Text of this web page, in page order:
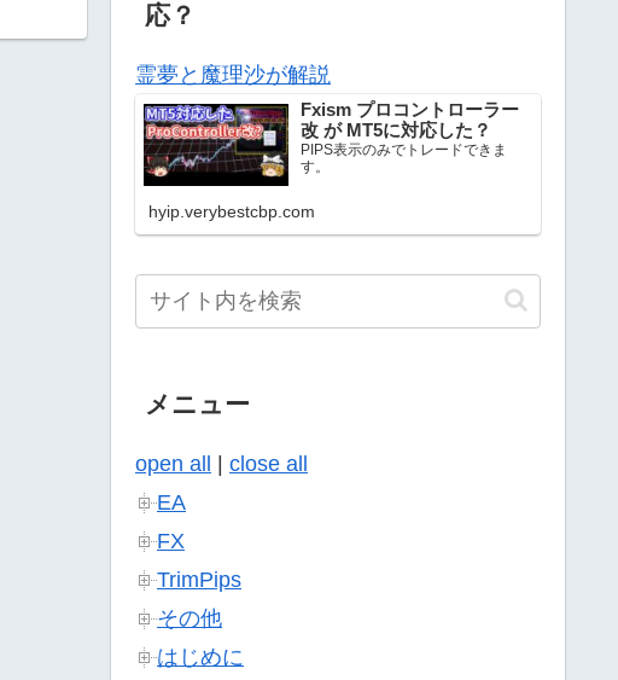
応？
霊夢と魔理沙が解説
Fxism プロコントローラー
改 が MT5に対応した？
PIPS表示のみでトレードできま
す。
hyip.verybestcbp.com
メニュー
open all
close all
EA
FX
TrimPips
その他
はじめに